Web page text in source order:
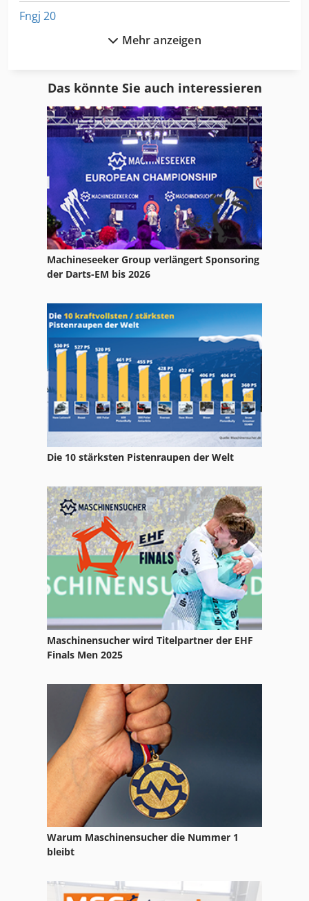
Fngj 20
Gl 172
Idx 23
International 1754
International 2674
International 433
International 560
Kgs 1670
Ks 205
Leit Und Zugspindeldrehmaschine
Ng 200
Tb 53 Fr
Tp 201
Tur 560
Mehr anzeigen
Das könnte Sie auch interessieren
Machineseeker Group verlängert Sponsoring
der Darts-EM bis 2026
Die 10 stärksten Pistenraupen der Welt
Maschinensucher wird Titelpartner der EHF
Finals Men 2025
Warum Maschinensucher die Nummer 1
bleibt